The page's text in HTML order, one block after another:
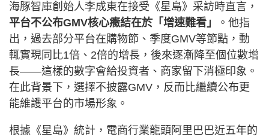
海豚智庫創始人李成東在接受《星島》采訪時直言，
平台不公布GMV核心癥結在於「增速難看」
。他指
出，過去部分平台在購物節、季度GMV等節點，動
輒實現同比1倍、2倍的增長，後來逐漸降至個位數增
長——這樣的數字會給投資者、商家留下消極印象。
在此背景下，選擇不披露GMV，反而比繼續公布更
能維護平台的市場形象。
根據《星島》統計，電商行業龍頭阿里巴巴近五年的